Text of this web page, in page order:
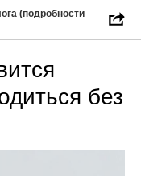
(подробности
без